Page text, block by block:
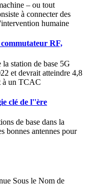
– ou tout
à connecter des
humaine
RF,
station de base 5G
et devrait atteindre 4,8
à un TCAC
clé de l''ère
de base dans la
bonnes antennes pour
Sous le Nom de